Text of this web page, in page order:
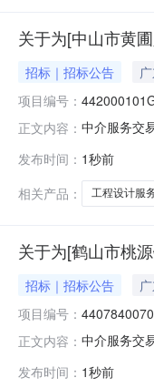
关于为[中山市黄
招标｜招标公告
项目编号：
正文内容： 中介服务交
镇新明中路
以采购需求
发布时间： 1秒前
相关产品：
工程设计服
关于为[鹤山市桃
招标｜招标公告
项目编号：
正文内容： 中介服务交
与采购需求
发布时间： 1秒前